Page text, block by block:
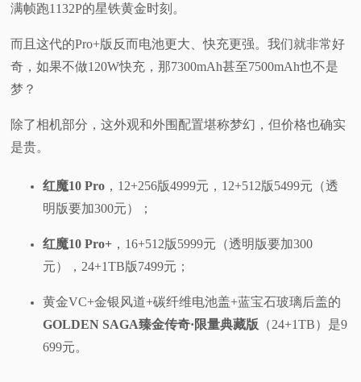
满帧跑1132P的星铁黄金时刻。
而且这代的Pro+版反而电池更大、快充更强。我们就非常好
奇，如果不做120W快充，那7300mAh甚至7500mAh也不是
梦？
除了相机部分，这外观和外围配置堪称梦幻，但价格也确实
是贵。
红魔10 Pro ，12+256版4999元，12+512版5499元（透
明版要加300元）；
红魔10 Pro+ ，16+512版5999元（透明版要加300
元），24+1TB版7499元；
黄金VC+金银风道+碳纤维电池盖+蓝宝石玻璃后盖的
GOLDEN SAGA臻金传奇·限量典藏版 （24+1TB）是9
699元。